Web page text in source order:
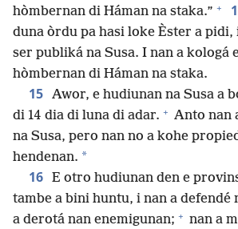
hòmbernan di Háman na staka.” +
duna òrdu pa hasi loke Èster a pidi,
ser publiká na Susa. I nan a kologá
hòmbernan di Háman na staka.
15 Awor, e hudiunan na Susa a
di 14 dia di luna di adar. + Anto nan
na Susa, pero nan no a kohe
hendenan. *
16 E otro hudiunan den e
tambe a bini huntu, i nan a defendé
a derotá nan enemigunan; + nan a